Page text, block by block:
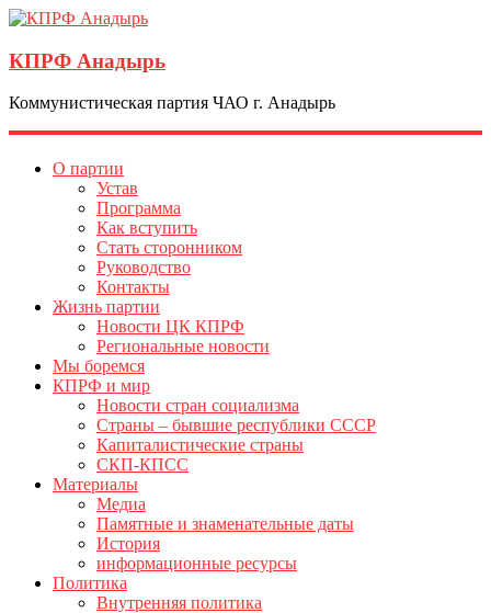
КПРФ Анадырь
Коммунистическая партия ЧАО г. Анадырь
О партии
Устав
Программа
Как вступить
Стать сторонником
Руководство
Контакты
Жизнь партии
Новости ЦК КПРФ
Региональные новости
Мы боремся
КПРФ и мир
Новости стран социализма
Страны – бывшие республики СССР
Капиталистические страны
СКП-КПСС
Материалы
Медиа
Памятные и знаменательные даты
История
информационные ресурсы
Политика
Внутренняя политика